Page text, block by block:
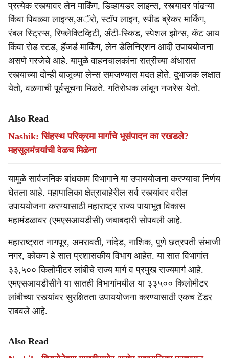
प्रत्येक रस्त्यावर लेन मार्किंग, डिव्हायडर लाइन्स, रस्त्यावर पांढऱ्या
किंवा पिवळ्या लाइन्स,अॅरो, स्टॉप लाइन, स्पीड ब्रेकर मार्किंग,
रंबल स्ट्रिप्स, रिफ्लेक्टिव्हिटी, अँटी-स्किड, स्पेशल झोन्स, कॅट आय
किंवा रोड स्टड, हॅजर्ड मार्किंग, लेन डेलिनिएशन आदी उपाययोजना
असणे गरजेचे आहे. यामुळे वाहनचालकांना रात्रीच्या अंधारात
रस्त्याच्या दोन्ही बाजूच्या लेन्स समजण्यास मदत होते. दुभाजक लक्षात
येतो, वळणाची पूर्वसूचना मिळते. गतिरोधक लांबून नजरेस येतो.
Also Read
Nashik: सिंहस्थ परिक्रमा मार्गाचे भूसंपादन का रखडले?
महसूलमंत्र्यांची वेळच मिळेना
यामुळे सार्वजनिक बांधकाम विभागाने या उपाययोजना करण्याचा निर्णय
घेतला आहे. महापालिका क्षेत्राबाहेरील सर्व रस्त्यांवर वरील
उपाययोजना करण्यासाठी महाराष्ट्र राज्य पायाभूत विकास
महामंडळावर (एमएसआयडीसी) जबाबदारी सोपवली आहे.
महाराष्ट्रात नागपूर, अमरावती, नांदेड, नाशिक, पूणे छत्रपती संभाजी
नगर, कोकण हे सात प्रशासकीय विभाग आहेत. या सात विभागांत
३३,५०० किलोमीटर लांबीचे राज्य मार्ग व प्रमुख राज्यमार्ग आहे.
एमएसआयडीसीने या सातही विभागांमधील या ३३५०० किलोमीटर
लांबीच्या रस्त्यांवर सुरक्षितता उपाययोजना करण्यासाठी एकच टेंडर
राबवले आहे.
Also Read